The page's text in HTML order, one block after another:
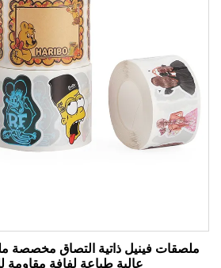
ملصقات فينيل ذاتية التصاق مخصصة
عالية طباعة لفافة مقاومة